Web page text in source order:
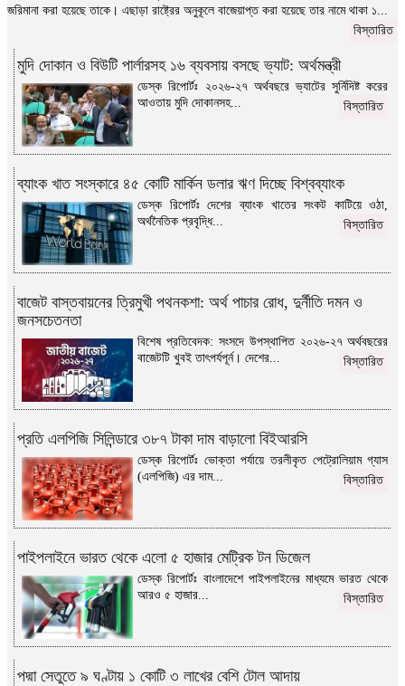
জরিমানা করা হয়েছে তাকে। এছাড়া রাষ্ট্রের অনুকূলে বাজেয়াপ্ত করা হয়েছে তার নামে থাকা ১...
বিস্তারিত
মুদি দোকান ও বিউটি পার্লারসহ ১৬ ব্যবসায় বসছে ভ্যাট: অর্থমন্ত্রী
ডেস্ক রিপোর্টঃ ২০২৬-২৭ অর্থবছরে ভ্যাটের সুর্নিদিষ্ট করের
আওতায় মুদি দোকানসহ...
বিস্তারিত
ব্যাংক খাত সংস্কারে ৪৫ কোটি মার্কিন ডলার ঋণ দিচ্ছে বিশ্বব্যাংক
ডেস্ক রিপোর্টঃ দেশের ব্যাংক খাতের সংকট কাটিয়ে ওঠা,
অর্থনৈতিক প্রবৃদ্ধি...
বিস্তারিত
বাজেট বাস্তবায়নের ত্রিমুখী পথনকশা: অর্থ পাচার রোধ, দুর্নীতি দমন ও
জনসচেতনতা
বিশেষ প্রতিবেদক: সংসদে উপস্থাপিত ২০২৬-২৭ অর্থবছরের
বাজেটটি খুবই তাৎপর্যপূর্ন। দেশের...
বিস্তারিত
প্রতি এলপিজি সিলিন্ডারে ৩৮৭ টাকা দাম বাড়ালো বিইআরসি
ডেস্ক রিপোর্টঃ ভোক্তা পর্যায়ে তরলীকৃত পেট্রোলিয়াম গ্যাস
(এলপিজি) এর দাম...
বিস্তারিত
পাইপলাইনে ভারত থেকে এলো ৫ হাজার মেট্রিক টন ডিজেল
ডেস্ক রিপোর্টঃ বাংলাদেশে পাইপলাইনের মাধ্যমে ভারত থেকে
আরও ৫ হাজার...
বিস্তারিত
পদ্মা সেতুতে ৯ ঘণ্টায় ১ কোটি ৩ লাখের বেশি টোল আদায়